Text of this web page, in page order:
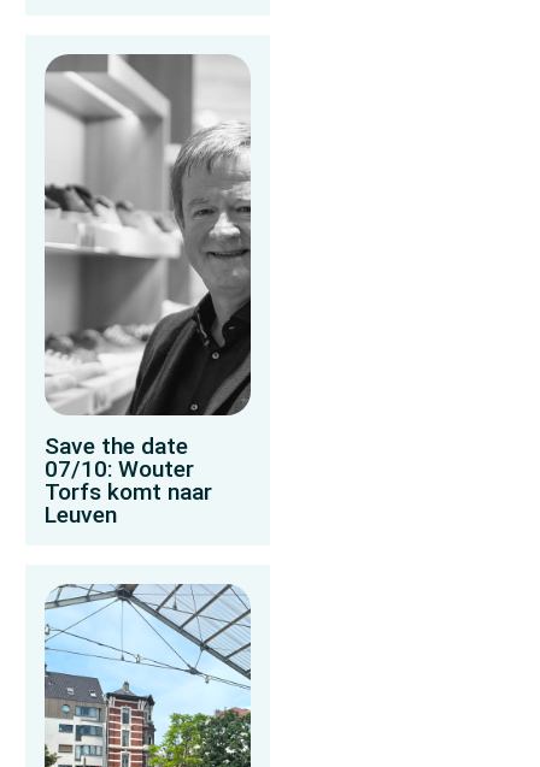
Save the date
07/10: Wouter
Torfs komt naar
Leuven